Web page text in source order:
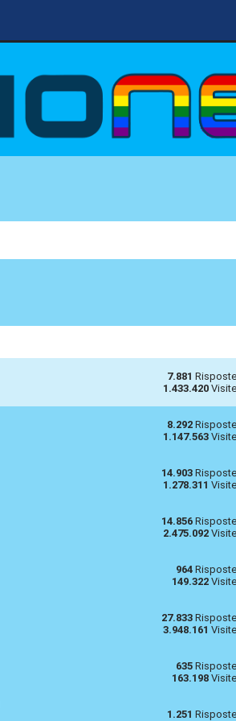
7.881 Risposte
1.433.420Visite
8.292Risposte
1.147.563Visite
14.903Risposte
1.278.311 Visite
14.856Risposte
2.475.092Visite
964Risposte
149.322Visite
27.833Risposte
3.948.161 Visite
635Risposte
163.198Visite
1.251 Risposte